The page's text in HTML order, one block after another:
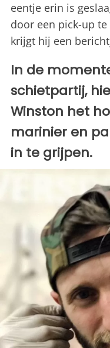
eentje erin is
door een pick-up
krijgt hij een
In de
schietpartij,
Winston het
marinier en
in te grijpen.